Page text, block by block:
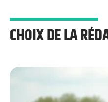
CHOIX DE LA